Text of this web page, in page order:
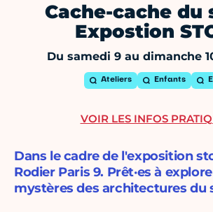
Cache-cache du
Expostion
Du samedi 9 au dimanche
Ateliers Enfants
Dans le cadre de l'exposition
Rodier Paris 9. Prêt·es à
mystères des architectures du
VOIR LES INFOS